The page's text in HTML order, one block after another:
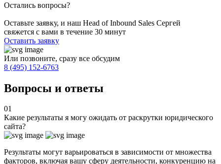
Остались вопросы?
Оставьте заявку, и наш Head of Inbound Sales Сергей
свяжется с вами в течение 30 минут
Оставить заявку
Или позвоните, сразу все обсудим
8 (495) 152-6763
Вопросы и ответы
01
Какие результаты я могу ожидать от раскрутки юридического
сайта?
Результаты могут варьироваться в зависимости от множества
факторов, включая вашу сферу деятельности, конкуренцию на